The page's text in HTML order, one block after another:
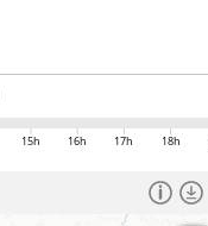
15h 16h 17h 18h